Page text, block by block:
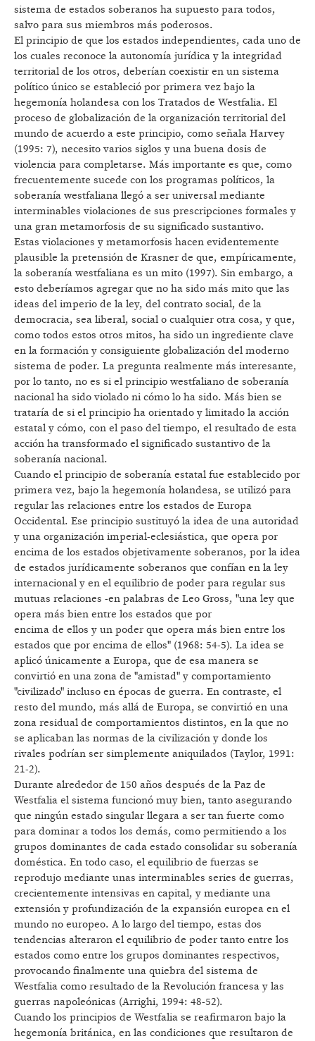
sistema de estados soberanos ha supuesto para todos,
salvo para sus miembros más poderosos.
El principio de que los estados independientes, cada uno de
los cuales reconoce la autonomía jurídica y la integridad
territorial de los otros, deberían coexistir en un sistema
político único se estableció por primera vez bajo la
hegemonía holandesa con los Tratados de Westfalia. El
proceso de globalización de la organización territorial del
mundo de acuerdo a este principio, como señala Harvey
(1995: 7), necesito varios siglos y una buena dosis de
violencia para completarse. Más importante es que, como
frecuentemente sucede con los programas políticos, la
soberanía westfaliana llegó a ser universal mediante
interminables violaciones de sus prescripciones formales y
una gran metamorfosis de su significado sustantivo.
Estas violaciones y metamorfosis hacen evidentemente
plausible la pretensión de Krasner de que, empíricamente,
la soberanía westfaliana es un mito (1997). Sin embargo, a
esto deberíamos agregar que no ha sido más mito que las
ideas del imperio de la ley, del contrato social, de la
democracia, sea liberal, social o cualquier otra cosa, y que,
como todos estos otros mitos, ha sido un ingrediente clave
en la formación y consiguiente globalización del moderno
sistema de poder. La pregunta realmente más interesante,
por lo tanto, no es si el principio westfaliano de soberanía
nacional ha sido violado ni cómo lo ha sido. Más bien se
trataría de si el principio ha orientado y limitado la acción
estatal y cómo, con el paso del tiempo, el resultado de esta
acción ha transformado el significado sustantivo de la
soberanía nacional.
Cuando el principio de soberanía estatal fue establecido por
primera vez, bajo la hegemonía holandesa, se utilizó para
regular las relaciones entre los estados de Europa
Occidental. Ese principio sustituyó la idea de una autoridad
y una organización imperial-eclesiástica, que opera por
encima de los estados objetivamente soberanos, por la idea
de estados jurídicamente soberanos que confían en la ley
internacional y en el equilibrio de poder para regular sus
mutuas relaciones -en palabras de Leo Gross, "una ley que
opera más bien entre los estados que por
encima de ellos y un poder que opera más bien entre los
estados que por encima de ellos" (1968: 54-5). La idea se
aplicó únicamente a Europa, que de esa manera se
convirtió en una zona de "amistad" y comportamiento
"civilizado" incluso en épocas de guerra. En contraste, el
resto del mundo, más allá de Europa, se convirtió en una
zona residual de comportamientos distintos, en la que no
se aplicaban las normas de la civilización y donde los
rivales podrían ser simplemente aniquilados (Taylor, 1991:
21-2).
Durante alrededor de 150 años después de la Paz de
Westfalia el sistema funcionó muy bien, tanto asegurando
que ningún estado singular llegara a ser tan fuerte como
para dominar a todos los demás, como permitiendo a los
grupos dominantes de cada estado consolidar su soberanía
doméstica. En todo caso, el equilibrio de fuerzas se
reprodujo mediante unas interminables series de guerras,
crecientemente intensivas en capital, y mediante una
extensión y profundización de la expansión europea en el
mundo no europeo. A lo largo del tiempo, estas dos
tendencias alteraron el equilibrio de poder tanto entre los
estados como entre los grupos dominantes respectivos,
provocando finalmente una quiebra del sistema de
Westfalia como resultado de la Revolución francesa y las
guerras napoleónicas (Arrighi, 1994: 48-52).
Cuando los principios de Westfalia se reafirmaron bajo la
hegemonía británica, en las condiciones que resultaron de